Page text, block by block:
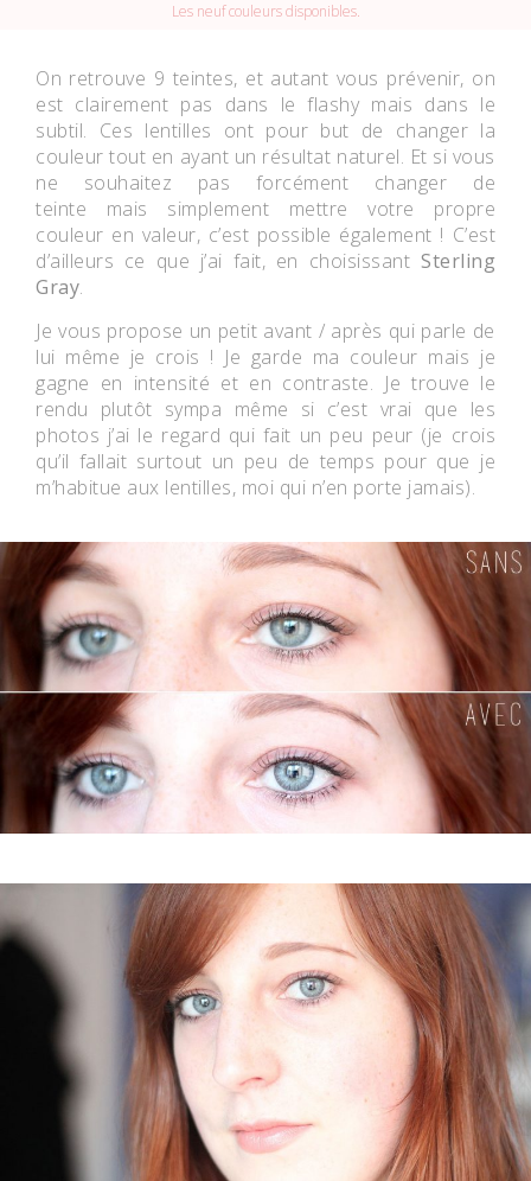
Les neuf couleurs disponibles.
On retrouve 9 teintes, et autant vous prévenir, on
est clairement pas dans le flashy mais dans le
subtil. Ces lentilles ont pour but de changer la
couleur tout en ayant un résultat naturel. Et si vous
ne souhaitez pas forcément changer de
teinte mais simplement mettre votre propre
couleur en valeur, c’est possible également ! C’est
d’ailleurs ce que j’ai fait, en choisissant Sterling
Gray.
Je vous propose un petit avant / après qui parle de
lui même je crois ! Je garde ma couleur mais je
gagne en intensité et en contraste. Je trouve le
rendu plutôt sympa même si c’est vrai que les
photos j’ai le regard qui fait un peu peur (je crois
qu’il fallait surtout un peu de temps pour que je
m’habitue aux lentilles, moi qui n’en porte jamais).